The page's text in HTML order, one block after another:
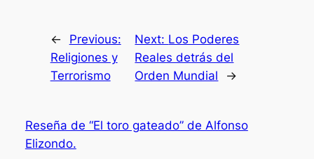
←
Previous:
Religiones y
Terrorismo
Next: Los Poderes
Reales detrás del
Orden Mundial
→
Reseña de “El toro gateado” de Alfonso
Elizondo.